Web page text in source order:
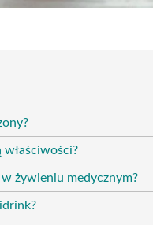
właściwości?
żywieniu medycznym?